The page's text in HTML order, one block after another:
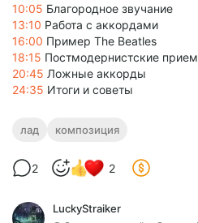
10:05 Благородное звучание
13:10 Работа с аккордами
16:00 Пример The Beatles
18:15 Постмодернистские
20:45 Ложные аккорды
24:35 Итоги и советы
лад композиция
2 2
LuckyStraiker